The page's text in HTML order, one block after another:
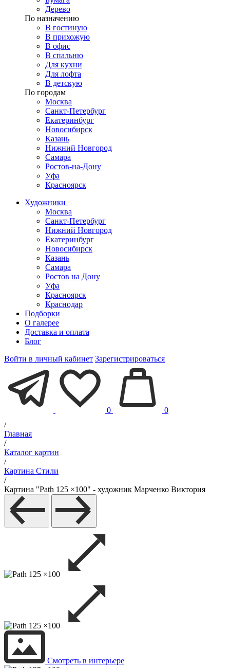
Дерево
По назначению
В гостиную
В прихожую
В офис
В спальню
Для кухни
Для лофта
В детскую
По городам
Москва
Санкт-Петербург
Екатеринбург
Новосибирск
Казань
Нижний Новгород
Самара
Ростов-на-Дону
Уфа
Красноярск
Художники
Москва
Санкт-Петербург
Нижний Новгород
Екатеринбург
Новосибирск
Казань
Самара
Ростов на Дону
Уфа
Красноярск
Краснодар
Подборки
О галерее
Доставка и оплата
Блог
Войти в личный кабинет Зарегистрироваться
0
0
/
Главная
/
Каталог картин
/
Картина Стили
/
Картина "Path 125 ×100" - художник Марченко Виктория
Смотреть в интерьере